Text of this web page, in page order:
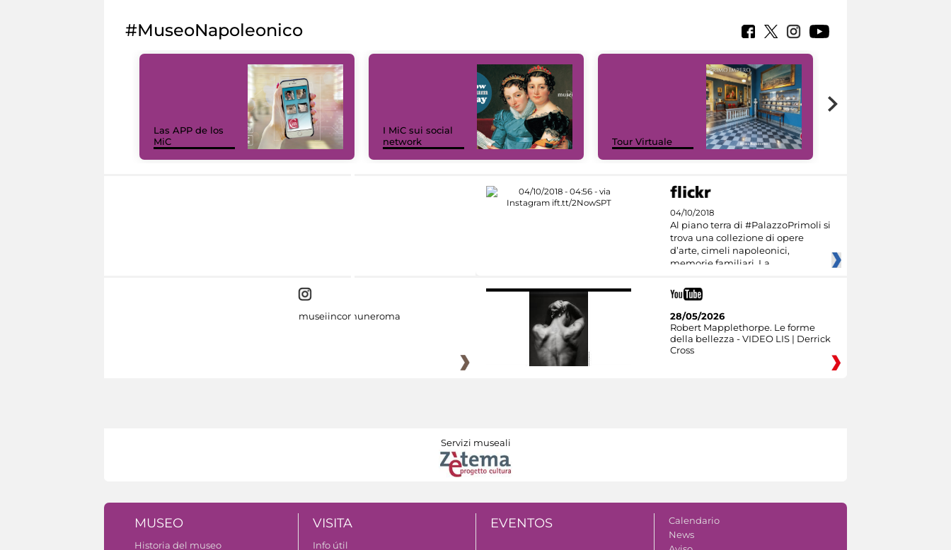
#MuseoNapoleonico
Las APP de los
MiC
I MiC sui social
network
Tour Virtuale
04/10/2018
Al piano terra di #PalazzoPrimoli si
trova una collezione di opere
d’arte, cimeli napoleonici,
memorie familiari. La
museiincomuneroma
28/05/2026
Robert Mapplethorpe. Le forme
della bellezza - VIDEO LIS | Derrick
Cross
Servizi museali
MUSEO
Historia del museo
VISITA
Info útil
EVENTOS
Calendario
News